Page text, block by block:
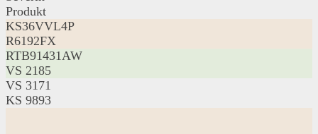
Produkt
KS36VVL4P
R6192FX
RTB91431AW
VS 2185
VS 3171
KS 9893